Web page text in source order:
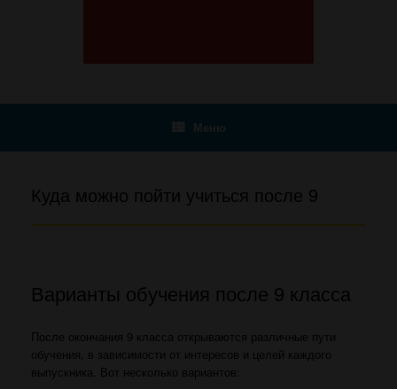
Меню
Куда можно пойти учиться после 9
Варианты обучения после 9 класса
После окончания 9 класса открываются различные пути
обучения, в зависимости от интересов и целей каждого
выпускника. Вот несколько вариантов: